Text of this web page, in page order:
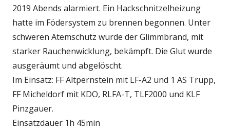
2019 Abends alarmiert. Ein Hackschnitzelheizung
hatte im Födersystem zu brennen begonnen. Unter
schweren Atemschutz wurde der Glimmbrand, mit
starker Rauchenwicklung, bekämpft. Die Glut wurde
ausgeräumt und abgelöscht.
Im Einsatz: FF Altpernstein mit LF-A2 und 1 AS Trupp,
FF Micheldorf mit KDO, RLFA-T, TLF2000 und KLF
Pinzgauer.
Einsatzdauer 1h 45min